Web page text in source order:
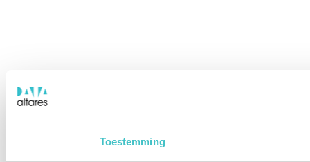
Toestemming